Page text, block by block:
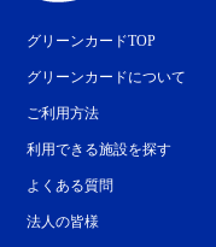
グリーンカードTOP
グリーンカードについて
ご利用方法
利用できる施設を探す
よくある質問
法人の皆様